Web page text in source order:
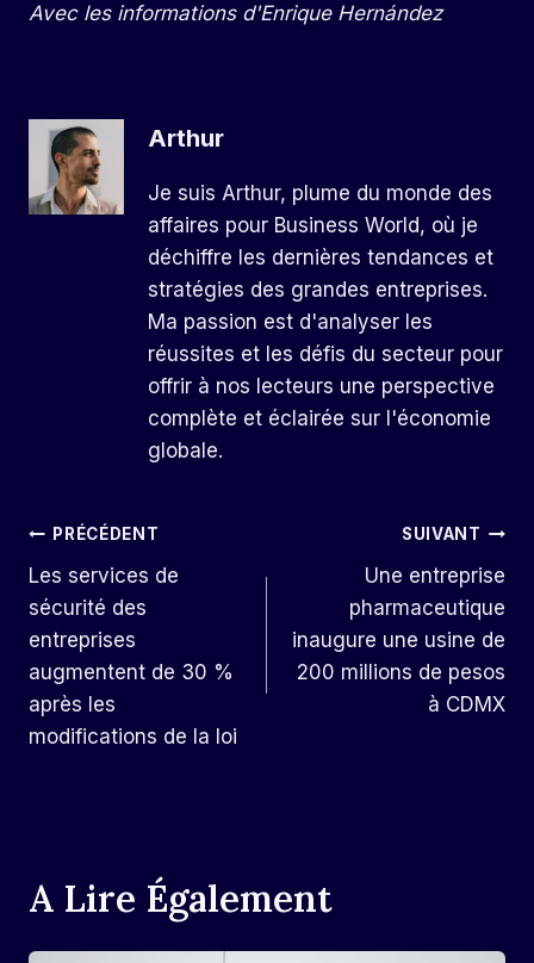
Avec les informations d'Enrique Hernández
Arthur
Je suis Arthur, plume du monde des
affaires pour Business World, où je
déchiffre les dernières tendances et
stratégies des grandes entreprises.
Ma passion est d'analyser les
réussites et les défis du secteur pour
offrir à nos lecteurs une perspective
complète et éclairée sur l'économie
globale.
Navigation
De
L’article
PRÉCÉDENT
Les services de
sécurité des
entreprises
augmentent de 30 %
après les
modifications de la loi
SUIVANT
Une entreprise
pharmaceutique
inaugure une usine de
200 millions de pesos
à CDMX
A Lire Également